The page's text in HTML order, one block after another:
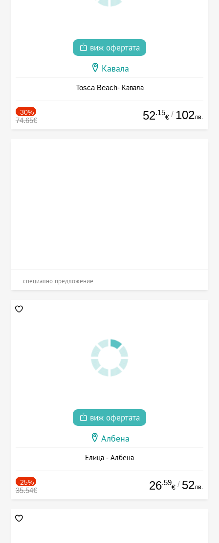
виж офертата
Кавала
Tosca Beach- Кавала
-30%
74.65€ 52.15
€ / 102лв.
специално предложение
виж офертата
Албена
Елица - Албена
-25%
35.54€ 26.59
€ / 52лв.